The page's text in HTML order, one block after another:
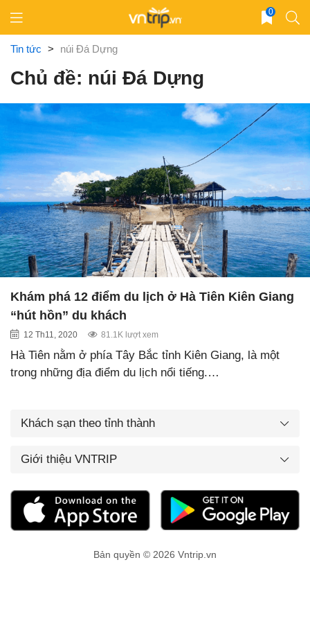
content
0
Tin tức > núi Đá Dựng
Chủ đề: núi Đá Dựng
Khám phá 12 điểm du lịch ở Hà Tiên Kiên Giang
“hút hồn” du khách
12 Th11, 2020 81.1K lượt xem
Hà Tiên nằm ở phía Tây Bắc tỉnh Kiên Giang, là một
trong những địa điểm du lịch nổi tiếng.…
Khách sạn theo tỉnh thành
Giới thiệu VNTRIP
Bản quyền © 2026 Vntrip.vn